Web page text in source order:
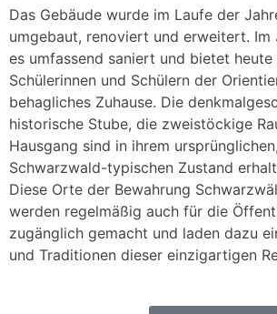
Das Gebäude wurde im Laufe der
umgebaut, renoviert und erweitert.
es umfassend saniert und bietet heute
Schülerinnen und Schülern der
behagliches Zuhause. Die
historische Stube, die zweistöckige
Hausgang sind in ihrem
Schwarzwald-typischen Zustand
Diese Orte der Bewahrung
werden regelmäßig auch für die
zugänglich gemacht und laden dazu
und Traditionen dieser einzigartigen